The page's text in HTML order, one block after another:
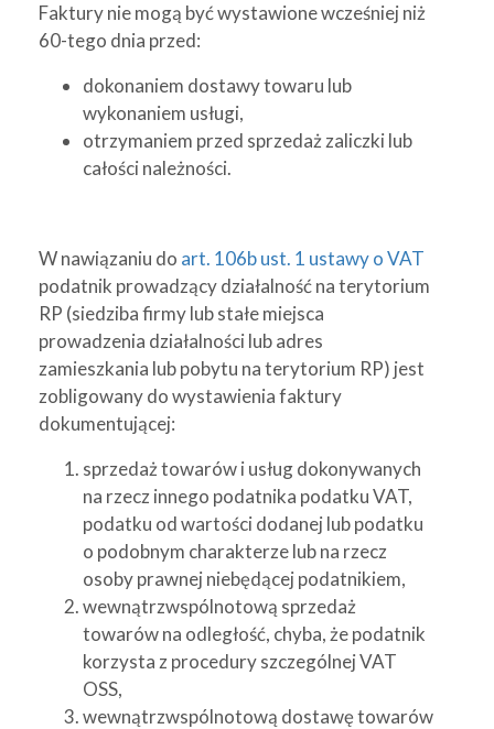
Faktury nie mogą być wystawione wcześniej niż
60-tego dnia przed:
dokonaniem dostawy towaru lub
wykonaniem usługi,
otrzymaniem przed sprzedaż zaliczki lub
całości należności.
W nawiązaniu do art. 106b ust. 1 ustawy o VAT
podatnik prowadzący działalność na terytorium
RP (siedziba firmy lub stałe miejsca
prowadzenia działalności lub adres
zamieszkania lub pobytu na terytorium RP) jest
zobligowany do wystawienia faktury
dokumentującej:
sprzedaż towarów i usług dokonywanych
na rzecz innego podatnika podatku VAT,
podatku od wartości dodanej lub podatku
o podobnym charakterze lub na rzecz
osoby prawnej niebędącej podatnikiem,
wewnątrzwspólnotową sprzedaż
towarów na odległość, chyba, że podatnik
korzysta z procedury szczególnej VAT
OSS,
wewnątrzwspólnotową dostawę towarów